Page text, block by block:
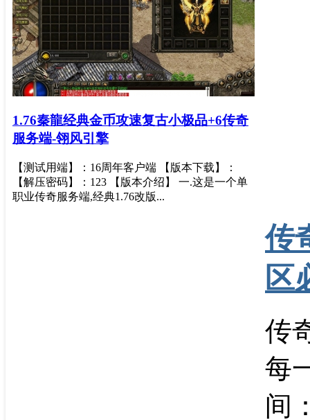
1.76秦龍经典金币攻速复古小极品+6传奇
服务端-翎风引擎
【测试用端】：16周年客户端 【版本下载】：
【解压密码】：123 【版本介绍】 一.这是一个单
职业传奇服务端,经典1.76改版...
传
区
传
每
间